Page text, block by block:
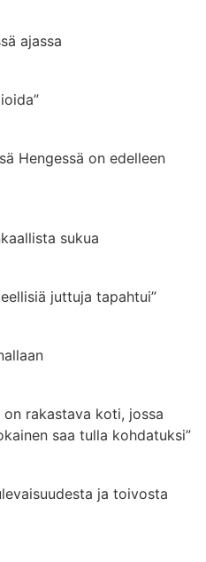
ajassa
Hengessä on edelleen
sukua
juttuja tapahtui”
on rakastava koti, jossa
saa tulla kohdatuksi”
ja toivosta